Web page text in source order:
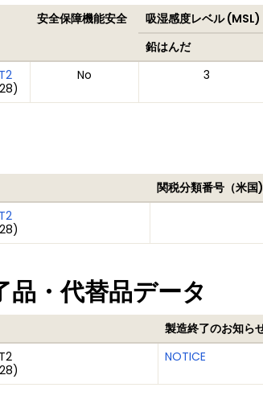
安全保障機能安全 吸湿感度レベル (MSL)
鉛はんだ
)
No 3
関税分類番号（米国)
)
品・代替品データ
製造終了のお知ら
)
NOTICE